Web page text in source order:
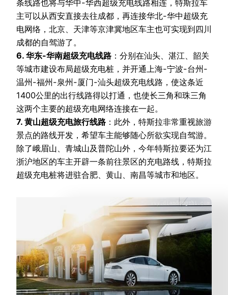
条线路也将与华中-华西超级充电线路相连，特斯拉车
主可以从西安直接去往成都，再连接华北-华中超级充
电网络，北京、天津等京津冀地区车主也可实现到四川
成都的自驾游了。
6. 华东-华南超级充电线路 ：分别在汕头、湛江、韶关
等城市建设布局超级充电桩，并开通上海-宁波-台州-
温州-福州-泉州-厦门-汕头超级充电线路，使这条近
1400公里的出行线路得以打通，也使长三角和珠三角
这两个主要的超级充电网络连接在一起。
7. 黄山超级充电旅行线路 ：此外，特斯拉非常重视旅游
景点的路线开发，希望车主能够随心所欲实现自驾游。
除了峨眉山、青城山及普陀山外，今年特斯拉要还为江
浙沪地区的车主开辟一条前往景区的充电路线，特斯拉
超级充电桩将进驻合肥、黄山、南昌等城市和地区。